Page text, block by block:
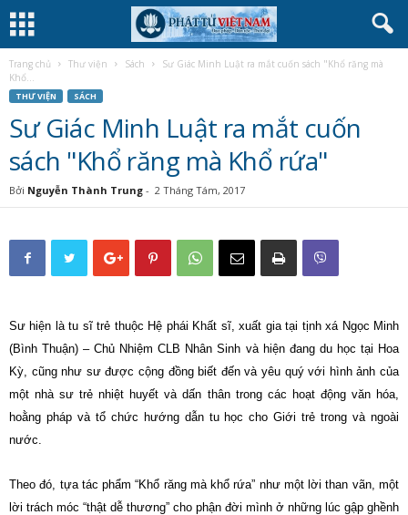
Trang chủ Thư viện Sách
Sư Giác Minh Luật ra mắt cuốn sách "Khổ răng mà
Khổ...
THƯ VIỆN SÁCH
Sư Giác Minh Luật ra mắt cuốn
sách "Khổ răng mà Khổ rứa"
Bởi Nguyễn Thành Trung - 2 Tháng Tám, 2017
Sư hiện là tu sĩ trẻ thuộc Hệ phái Khất sĩ, xuất gia tại tịnh xá Ngọc Minh
(Bình Thuận) – Chủ Nhiệm CLB Nhân Sinh và hiện đang du học tại Hoa
Kỳ, cũng như sư được cộng đồng biết đến và yêu quý với hình ảnh của
một nhà sư trẻ nhiệt huyết và dấn thân trong các hoạt động văn hóa,
hoằng pháp và tổ chức hướng dẫn tu học cho Giới trẻ trong và ngoài
nước.
Theo đó, tựa tác phẩm “Khổ răng mà khổ rứa” như một lời than vãn, một
lời trách móc “thật dễ thương” cho phận đời mình ở những lúc gập ghềnh